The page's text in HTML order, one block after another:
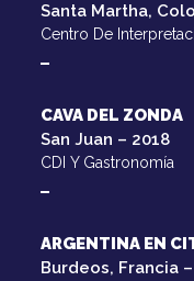
Santa Martha,
Centro De
CAVA DEL ZONDA
San Juan – 2018
CDI Y Gastronomía
ARGENTINA EN
Burdeos, Francia